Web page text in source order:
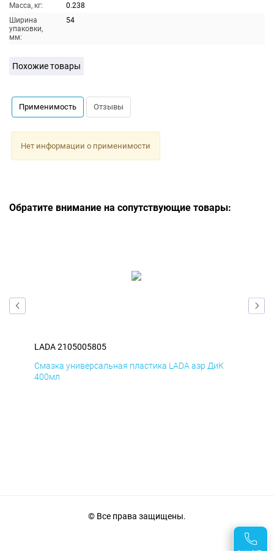
Масса, кг:
0.238
Ширина
упаковки,
мм:
54
Похожие товары
Применимость Отзывы
Нет информации о применимости
Обратите внимание на сопутствующие товары:
LADA 2105005805
Смазка универсальная пластика LADA аэр ДиК
400мл
© Все права защищены.